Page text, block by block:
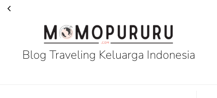
Blog Traveling Keluarga Indonesia